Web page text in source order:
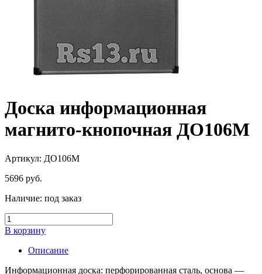
Доска информационная
магнито-кнопочная ДО106М
Артикул: ДО106М
5696 руб.
Наличие: под заказ
В корзину
Описание
Информационная доска: перфорированная сталь, основа —